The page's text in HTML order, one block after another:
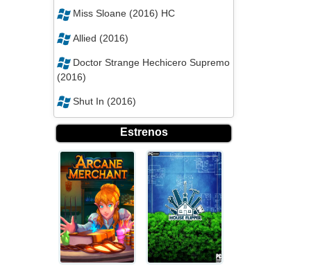
Miss Sloane (2016) HC
Allied (2016)
Doctor Strange Hechicero Supremo
(2016)
Shut In (2016)
Estrenos